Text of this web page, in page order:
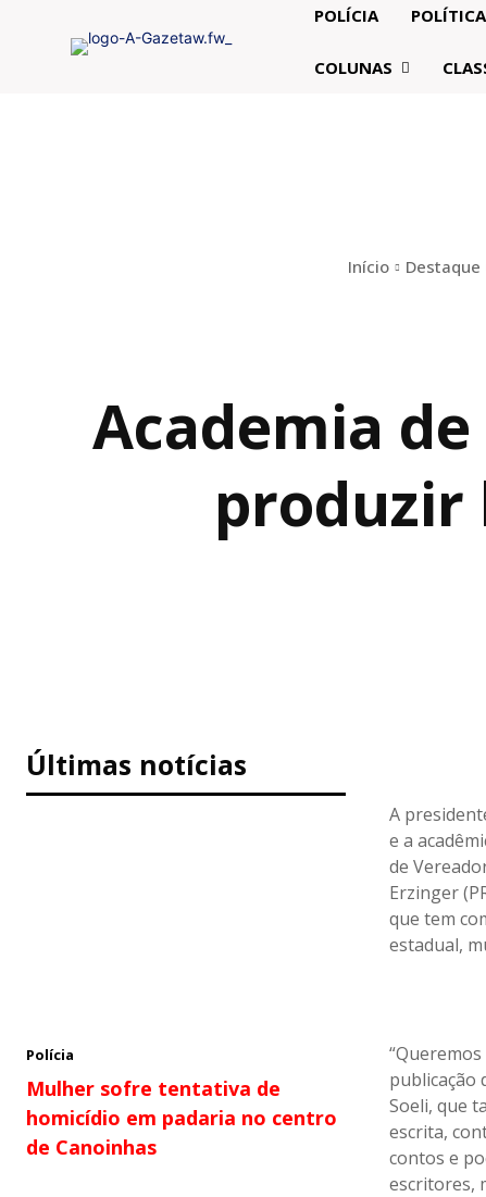
POLÍCIA POLÍTICA
COLUNAS
Início Destaque
Academia
produzir
Últimas notícias
Polícia
Mulher sofre tentativa de
homicídio em padaria no centro
de Canoinhas
A
e a
de
Erzinger
que tem
estadual,
publicação
Soeli, que
escrita,
contos e
escritores,